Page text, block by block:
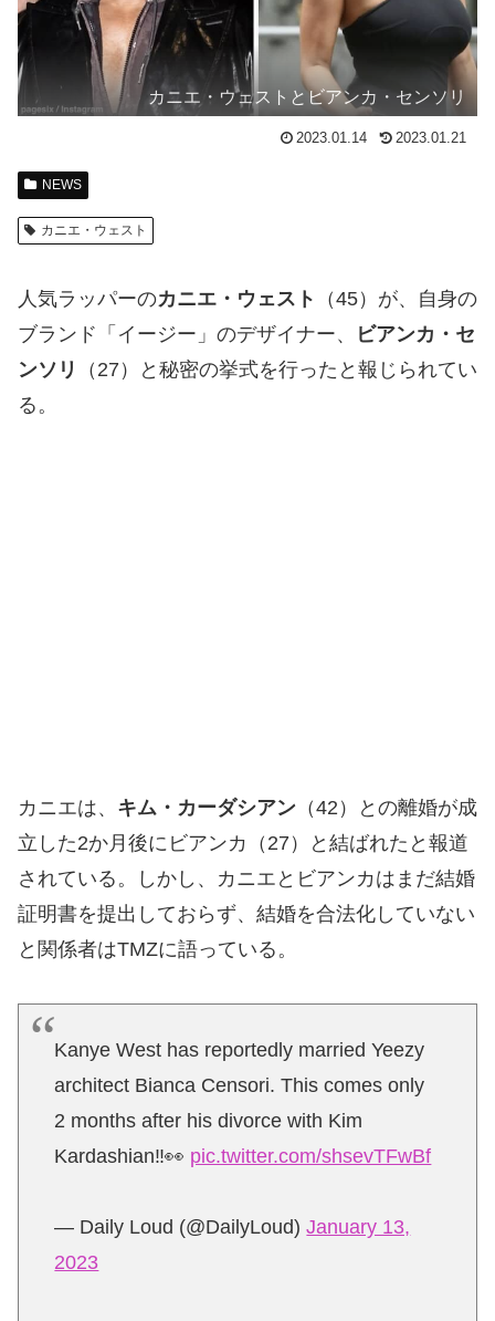
カニエ・ウェストとビアンカ・センソリ
2023.01.14 2023.01.21
NEWS
カニエ・ウェスト
人気ラッパーのカニエ・ウェスト
（45）が、自身の
ブランド「イージー」のデザイナー、
ビアンカ・セ
ンソリ
（27）と秘密の挙式を行ったと報じられてい
る。
カニエは、 キム・カーダシアン （42）との離婚が成
立した2か月後にビアンカ（27）と結ばれたと報道
されている。しかし、カニエとビアンカはまだ結婚
証明書を提出しておらず、結婚を合法化していない
と関係者はTMZに語っている。
Kanye West has reportedly married Yeezy
architect Bianca Censori. This comes only
2 months after his divorce with Kim
Kardashian‼️👀 pic.twitter.com/shsevTFwBf
— Daily Loud (@DailyLoud)January 13,
2023